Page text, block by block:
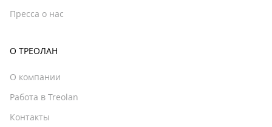
Пресса о нас
О ТРЕОЛАН
О компании
Работа в Treolan
Контакты